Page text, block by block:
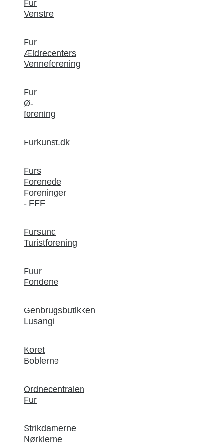
Fur
Venstre
Fur
Ældrecenters
Venneforening
Fur
Ø-
forening
Furkunst.dk
Furs
Forenede
Foreninger
- FFF
Fursund
Turistforening
Fuur
Fondene
Genbrugsbutikken
Lusangi
Koret
Boblerne
Ordnecentralen
Fur
Strikdamerne
Nørklerne